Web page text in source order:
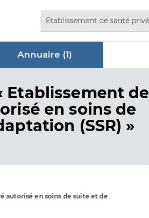
Annuaire (1)
Etablissement de
en soins de
(SSR) »
autorisé en soins de suite et de
soins